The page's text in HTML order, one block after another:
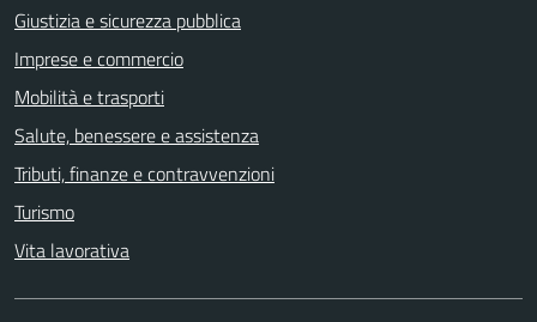
Giustizia e sicurezza pubblica
Imprese e commercio
Mobilità e trasporti
Salute, benessere e assistenza
Tributi, finanze e contravvenzioni
Turismo
Vita lavorativa